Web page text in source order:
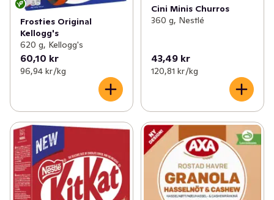
Frosties Original
Kellogg's
620 g, Kellogg's
60,10 kr
96,94 kr /kg
Cini Minis Churros
360 g, Nestlé
43,49 kr
120,81 kr /kg